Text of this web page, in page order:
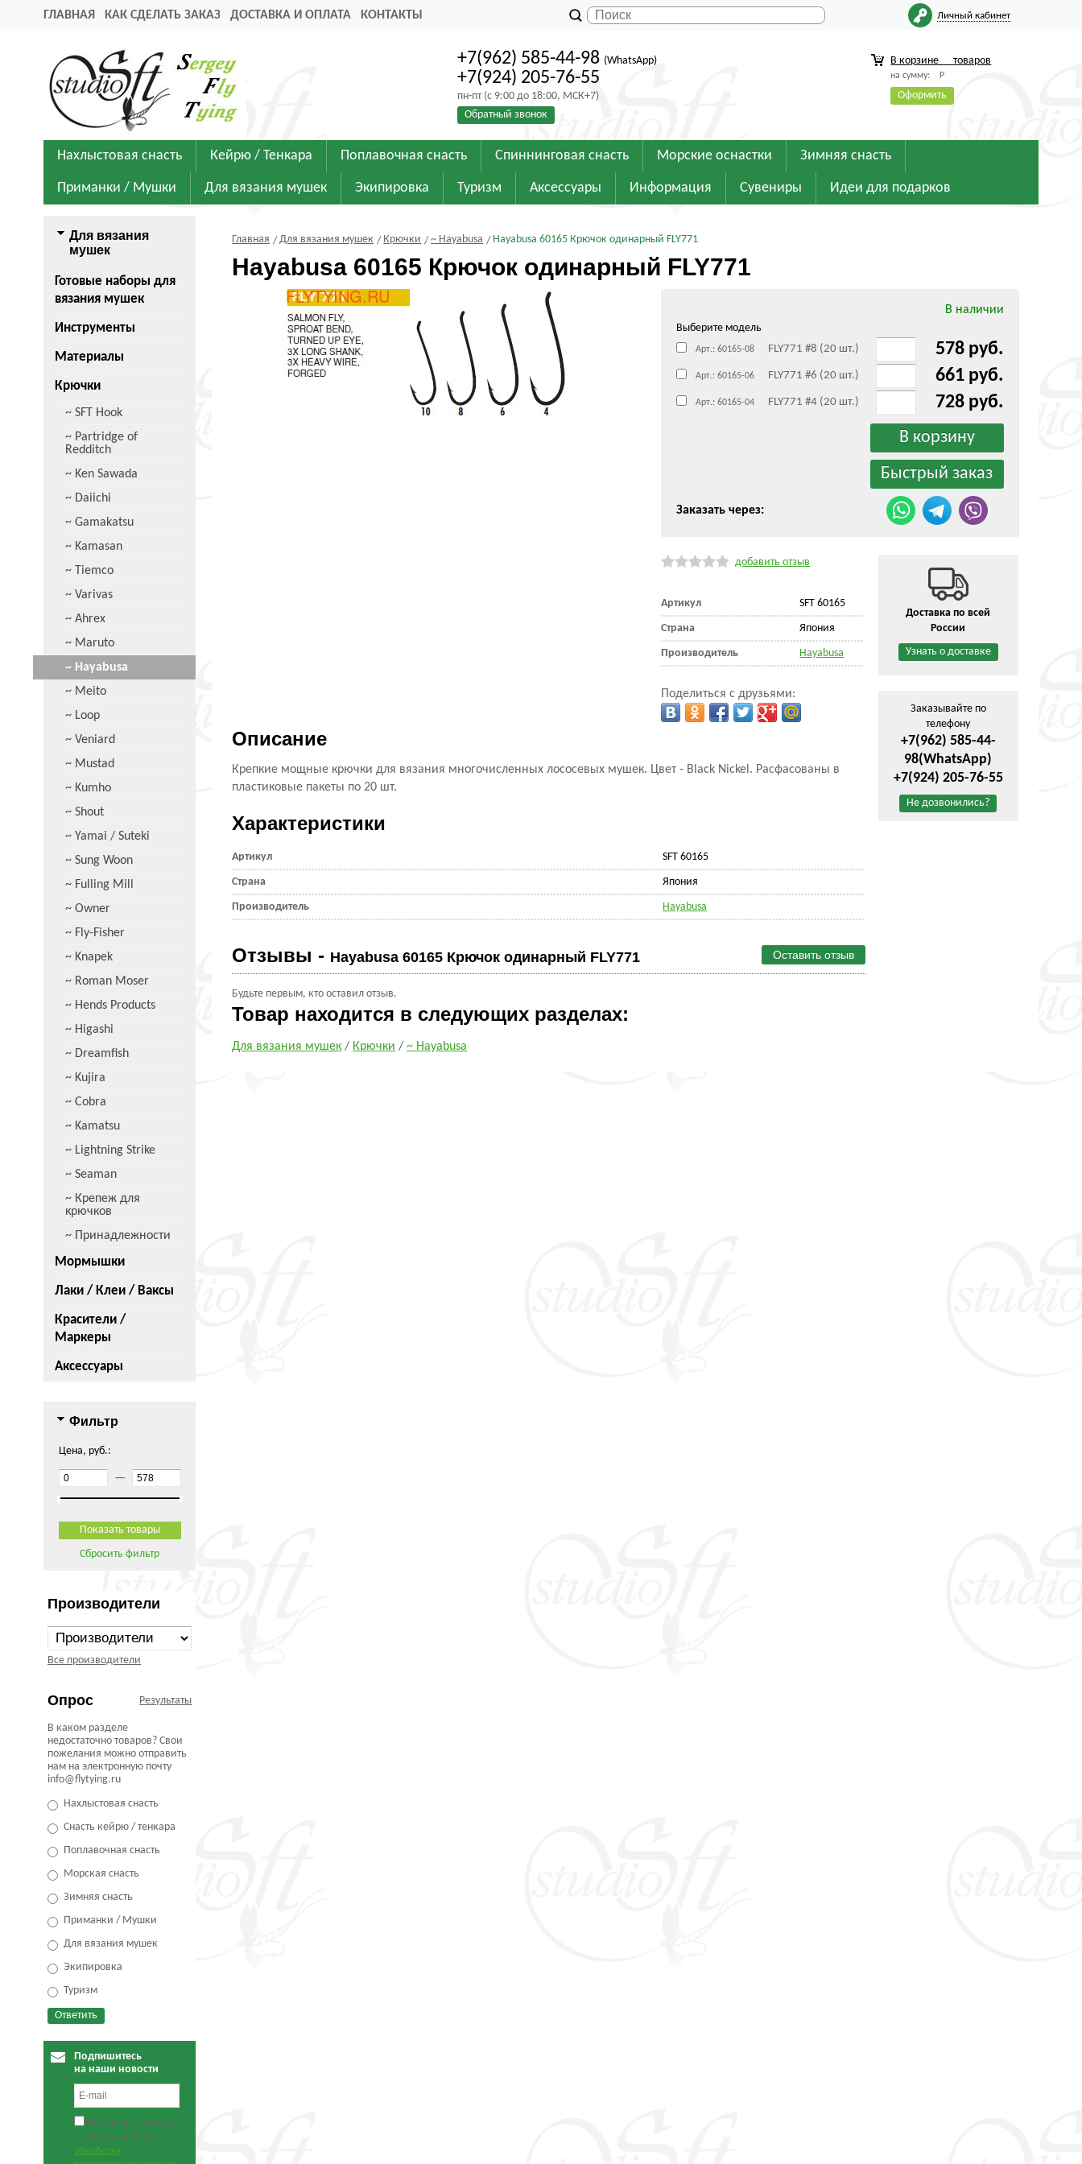
ГЛАВНАЯ КАК СДЕЛАТЬ ЗАКАЗ ДОСТАВКА И ОПЛАТА КОНТАКТЫ Личный кабинет
+7(962) 585-44-98 (WhatsApp)
+7(924) 205-76-55
пн-пт (с 9:00 до 18:00, МСК+7)
Обратный звонок
В корзине товаров
на сумму: Р
Оформить
Нахлыстовая снасть Кейрю / Тенкара Поплавочная снасть Спиннинговая снасть Морские оснастки Зимняя снасть
Приманки / Мушки Для вязания мушек Экипировка Туризм Аксессуары Информация Сувениры Идеи для подарков
Для вязания
мушек
Готовые наборы для
вязания мушек
Инструменты
Материалы
Крючки
~ SFT Hook
~ Partridge of
Redditch
~ Ken Sawada
~ Daiichi
~ Gamakatsu
~ Kamasan
~ Tiemco
~ Varivas
~ Ahrex
~ Maruto
~ Hayabusa
~ Meito
~ Loop
~ Veniard
~ Mustad
~ Kumho
~ Shout
~ Yamai / Suteki
~ Sung Woon
~ Fulling Mill
~ Owner
~ Fly-Fisher
~ Knapek
~ Roman Moser
~ Hends Products
~ Higashi
~ Dreamfish
~ Kujira
~ Cobra
~ Kamatsu
~ Lightning Strike
~ Seaman
~ Крепеж для
крючков
~ Принадлежности
Мормышки
Лаки / Клеи / Ваксы
Красители /
Маркеры
Аксессуары
Фильтр
Цена, руб.:
—
Сбросить фильтр
Производители
Все производители
Опрос Результаты
В каком разделе
недостаточно товаров? Свои
пожелания можно отправить
нам на электронную почту
info@flytying.ru
Нахлыстовая снасть
Снасть кейрю / тенкара
Поплавочная снасть
Морская снасть
Зимняя снасть
Приманки / Мушки
Для вязания мушек
Экипировка
Туризм
Подпишитесь
на наши новости
Нажимая на кнопку,
я даю согласие на
обработку
Главная Для вязания мушек Крючки ~ Hayabusa Hayabusa 60165 Крючок одинарный FLY771
Hayabusa 60165 Крючок одинарный FLY771
В наличии
Выберите модель
Арт.: 60165-08 FLY771 #8 (20 шт.) 578 руб.
Арт.: 60165-06 FLY771 #6 (20 шт.) 661 руб.
Арт.: 60165-04 FLY771 #4 (20 шт.) 728 руб.
Заказать через:
добавить отзыв
Артикул SFT 60165
Страна Япония
Производитель Hayabusa
Поделиться с друзьями:
Описание
Крепкие мощные крючки для вязания многочисленных лососевых мушек. Цвет - Black Nickel. Расфасованы в
пластиковые пакеты по 20 шт.
Характеристики
Артикул SFT 60165
Страна Япония
Производитель Hayabusa
Отзывы - Hayabusa 60165 Крючок одинарный FLY771 Оставить отзыв
Будьте первым, кто оставил отзыв.
Доставка по всей
России
Узнать о доставке
Заказывайте по
телефону
+7(962) 585-44-
98(WhatsApp)
+7(924) 205-76-55
Не дозвонились?
Товар находится в следующих разделах:
Для вязания мушек / Крючки /~ Hayabusa